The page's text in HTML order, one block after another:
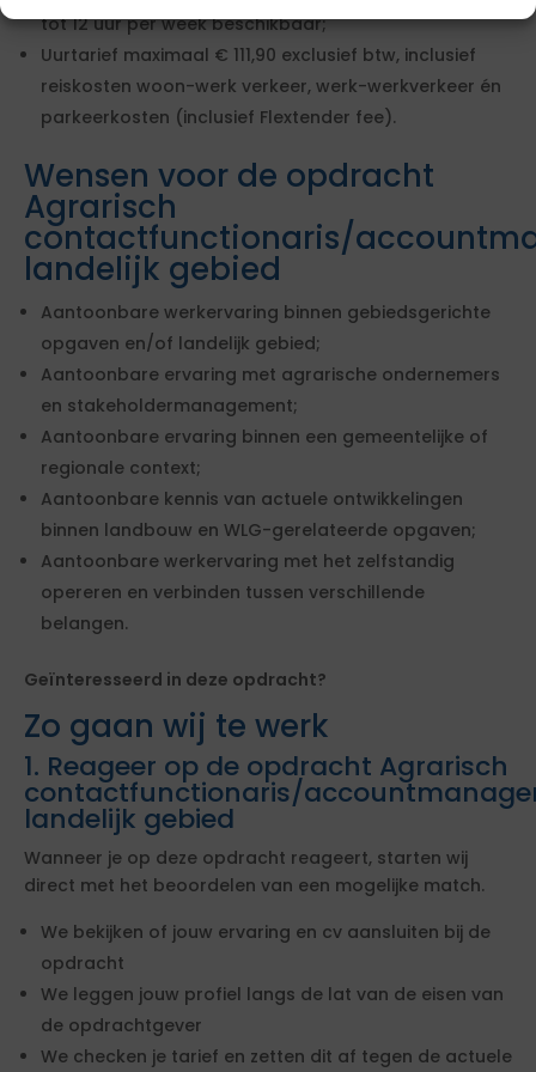
tot 12 uur per week beschikbaar;
Uurtarief maximaal € 111,90 exclusief btw, inclusief
reiskosten woon-werk verkeer, werk-werkverkeer én
parkeerkosten (inclusief Flextender fee).
Wensen voor de opdracht
Agrarisch
contactfunctionaris/
landelijk gebied
Aantoonbare werkervaring binnen gebiedsgerichte
opgaven en/of landelijk gebied;
Aantoonbare ervaring met agrarische ondernemers
en stakeholdermanagement;
Aantoonbare ervaring binnen een gemeentelijke of
regionale context;
Aantoonbare kennis van actuele ontwikkelingen
binnen landbouw en WLG-gerelateerde opgaven;
Aantoonbare werkervaring met het zelfstandig
opereren en verbinden tussen verschillende
belangen.
Geïnteresseerd in deze opdracht?
Zo gaan wij te werk
1. Reageer op de opdracht Agrarisch
contactfunctionaris/
landelijk gebied
Wanneer je op deze opdracht reageert, starten wij
direct met het beoordelen van een mogelijke match.
We bekijken of jouw ervaring en cv aansluiten bij de
opdracht
We leggen jouw profiel langs de lat van de eisen van
de opdrachtgever
We checken je tarief en zetten dit af tegen de actuele